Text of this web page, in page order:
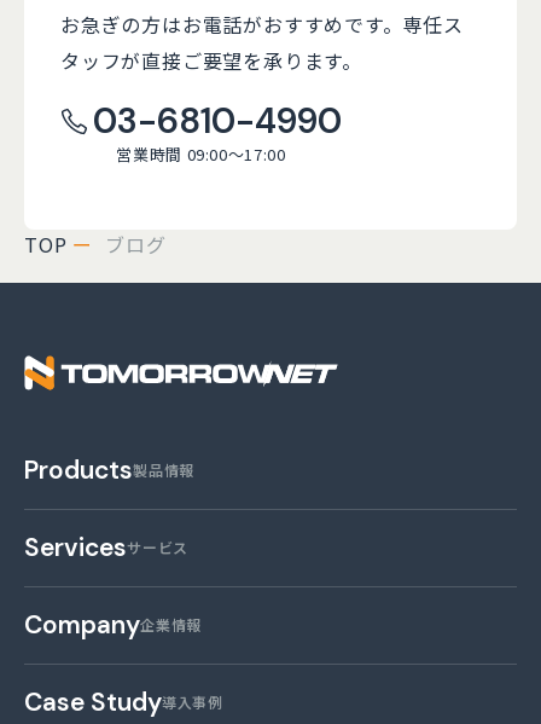
お急ぎの方はお電話がおすすめです。 専任ス
タッフが直接ご要望を承ります。
03-6810-4990
営業時間 09:00～17:00
TOP ブログ
株式会社トゥモロー
Products製品情報
Servicesサービス
Company企業情報
Case Study導入事例